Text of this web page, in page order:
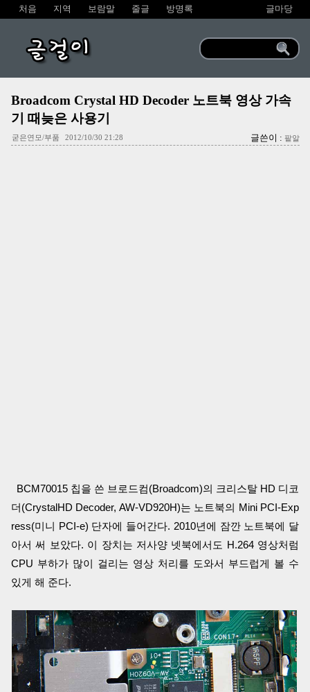
처음 지역 보람말 줄글 방명록 글마당
글걸이
Broadcom Crystal HD Decoder 노트북 영상 가속
기 때늦은 사용기
굳은연모/부품 2012/10/30 21:28 글쓴이 : 팥알
BCM70015 칩을 쓴 브로드컴(Broadcom)의 크리스탈 HD 디코
더(CrystalHD Decoder, AW-VD920H)는 노트북의 Mini PCI-Exp
ress(미니 PCI-e) 단자에 들어간다. 2010년에 잠깐 노트북에 달
아서 써 보았다. 이 장치는 저사양 넷북에서도 H.264 영상처럼
CPU 부하가 많이 걸리는 영상 처리를 도와서 부드럽게 볼 수
있게 해 준다.